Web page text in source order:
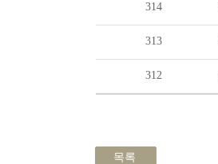
314
313
312
목록